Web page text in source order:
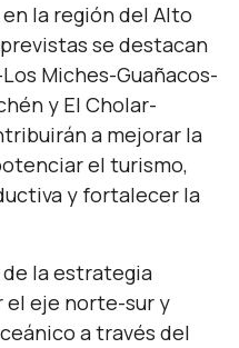
la región del Alto
se destacan
Miches-Guañacos-
y El Cholar-
a mejorar la
el turismo,
y fortalecer la
la estrategia
el eje norte-sur y
a través del